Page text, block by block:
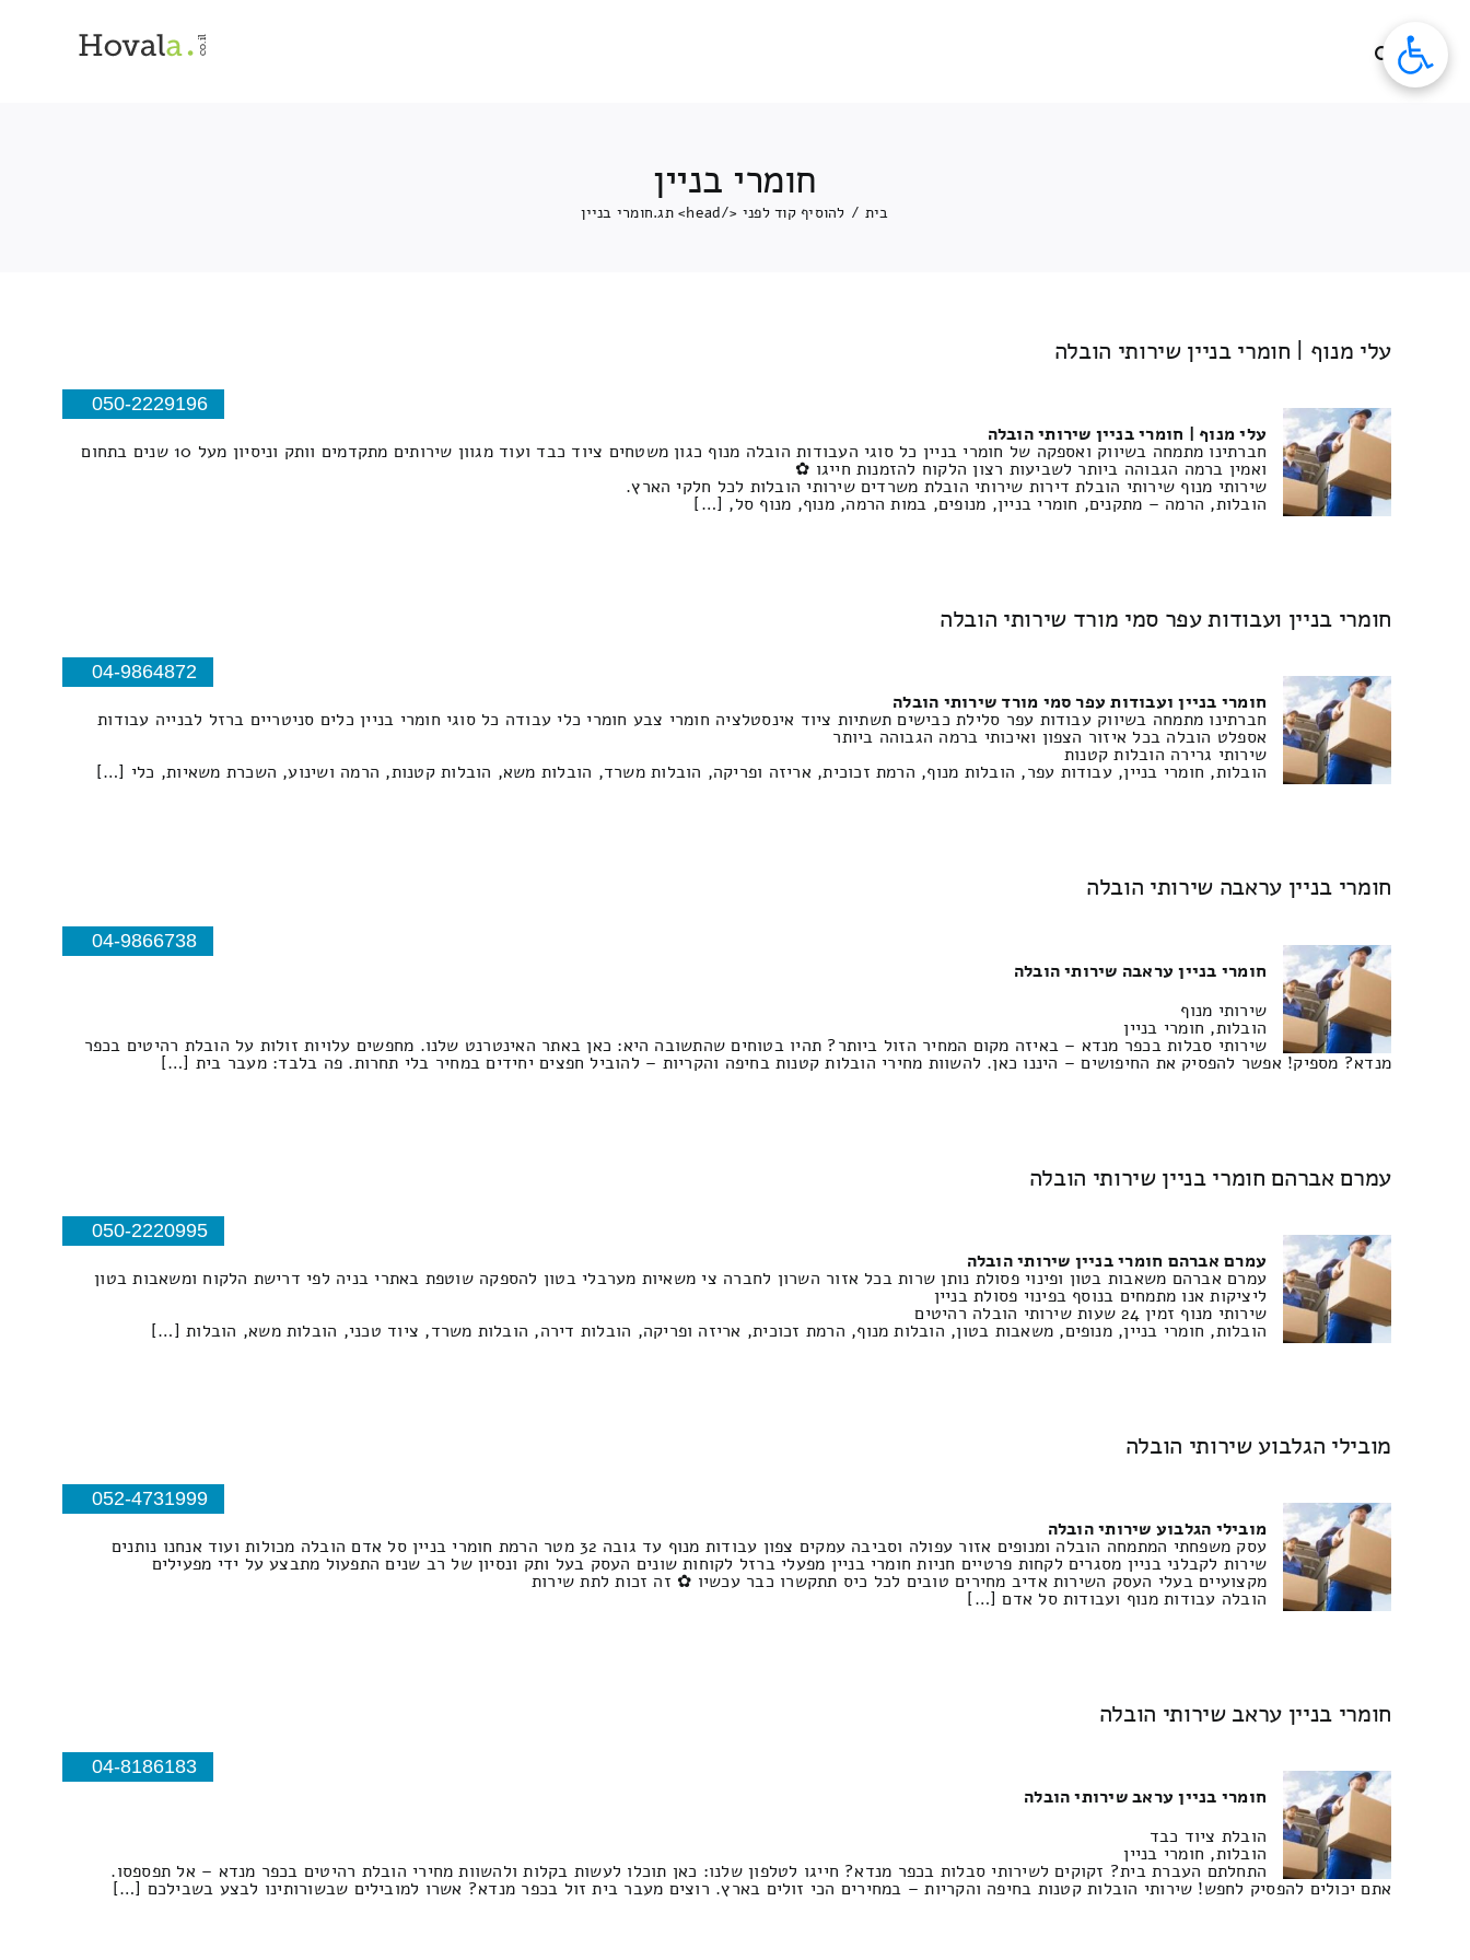
חומרי בניין
בית / להוסיף קוד לפני </head> תג. חומרי בניין
עלי מנוף | חומרי בניין שירותי הובלה
050-2229196
עלי מנוף | חומרי בניין שירותי הובלה
חברתינו מתמחה בשיווק ואספקה של חומרי בניין כל סוגי העבודות הובלה מנוף כגון משטחים ציוד כבד ועוד מגוון שירותים מתקדמים וותק וניסיון מעל 10 שנים בתחום
ואמין ברמה הגבוהה ביותר לשביעות רצון הלקוח להזמנות חייגו ✿
שירותי מנוף שירותי הובלת דירות שירותי הובלת משרדים שירותי הובלות לכל חלקי הארץ.
הובלות, הרמה – מתקנים, חומרי בניין, מנופים, במות הרמה, מנוף, מנוף סל, […]
חומרי בניין ועבודות עפר סמי מורד שירותי הובלה
04-9864872
חומרי בניין ועבודות עפר סמי מורד שירותי הובלה
חברתינו מתמחה בשיווק עבודות עפר סלילת כבישים תשתיות ציוד אינסטלציה חומרי צבע חומרי כלי עבודה כל סוגי חומרי בניין כלים סניטריים ברזל לבנייה עבודות
אספלט הובלה בכל איזור הצפון ואיכותי ברמה הגבוהה ביותר
שירותי גרירה הובלות קטנות
הובלות, חומרי בניין, עבודות עפר, הובלות מנוף, הרמת זכוכית, אריזה ופריקה, הובלות משרד, הובלות משא, הובלות קטנות, הרמה ושינוע, השכרת משאיות, כלי […]
חומרי בניין עראבה שירותי הובלה
04-9866738
חומרי בניין עראבה שירותי הובלה
שירותי מנוף
הובלות, חומרי בניין
שירותי סבלות בכפר מנדא – באיזה מקום המחיר הזול ביותר? תהיו בטוחים שהתשובה היא: כאן באתר האינטרנט שלנו. מחפשים עלויות זולות על הובלת רהיטים בכפר
מנדא? מספיק! אפשר להפסיק את החיפושים – היננו כאן. להשוות מחירי הובלות קטנות בחיפה והקריות – להוביל חפצים יחידים במחיר בלי תחרות. פה בלבד: מעבר בית […]
עמרם אברהם חומרי בניין שירותי הובלה
050-2220995
עמרם אברהם חומרי בניין שירותי הובלה
עמרם אברהם משאבות בטון ופינוי פסולת נותן שרות בכל אזור השרון לחברה צי משאיות מערבלי בטון להספקה שוטפת באתרי בניה לפי דרישת הלקוח ומשאבות בטון
ליציקות אנו מתמחים בנוסף בפינוי פסולת בניין
שירותי מנוף זמין 24 שעות שירותי הובלה רהיטים
הובלות, חומרי בניין, מנופים, משאבות בטון, הובלות מנוף, הרמת זכוכית, אריזה ופריקה, הובלות דירה, הובלות משרד, ציוד טכני, הובלות משא, הובלות […]
מובילי הגלבוע שירותי הובלה
052-4731999
מובילי הגלבוע שירותי הובלה
עסק משפחתי המתמחה הובלה ומנופים אזור עפולה וסביבה עמקים צפון עבודות מנוף עד גובה 32 מטר הרמת חומרי בניין סל אדם הובלה מכולות ועוד אנחנו נותנים
שירות לקבלני בניין מסגרים לקחות פרטיים חניות חומרי בניין מפעלי ברזל לקוחות שונים העסק בעל ותק ונסיון של רב שנים התפעול מתבצע על ידי מפעילים
מקצועיים בעלי העסק השירות אדיב מחירים טובים לכל כיס תתקשרו כבר עכשיו ✿ זה זכות לתת שירות
הובלה עבודות מנוף ועבודות סל אדם […]
חומרי בניין עראב שירותי הובלה
04-8186183
חומרי בניין עראב שירותי הובלה
הובלת ציוד כבד
הובלות, חומרי בניין
התחלתם העברת בית? זקוקים לשירותי סבלות בכפר מנדא? חייגו לטלפון שלנו: כאן תוכלו לעשות בקלות ולהשוות מחירי הובלת רהיטים בכפר מנדא – אל תפספסו.
אתם יכולים להפסיק לחפש! שירותי הובלות קטנות בחיפה והקריות – במחירים הכי זולים בארץ. רוצים מעבר בית זול בכפר מנדא? אשרו למובילים שבשורותינו לבצע בשבילכם […]